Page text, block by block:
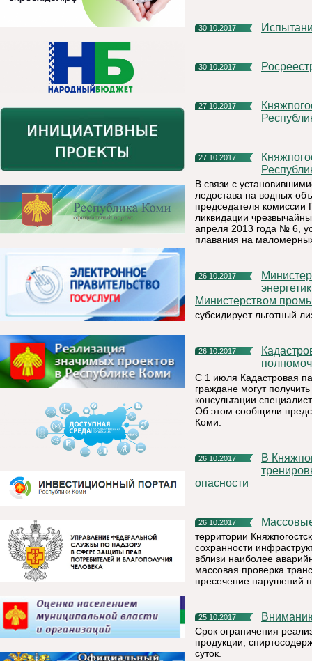
30.10.2017
30.10.2017
27.10.2017
Княжпогостский участок ФКУ «Центр ГИМС МЧС России по
27.10.2017
Княжпогостский участок ФКУ «Центр ГИМС МЧС России по
В связи с
ледостава на водных
председателя комиссии
ликвидации
апреля 2013 года № 6,
плавания на
26.10.2017
Министерство промышленности, природных ресурсов,
Министерством
субсидирует льготный
26.10.2017
Кадастровая палата по Республике Коми расширяет свои
С 1 июля Кадастровая
граждане могут
консультации
Об этом сообщили
Коми.
26.10.2017
В Княжпогостском районе проведена командно – штабная
опасности
26.10.2017
территории
сохранности
вблизи наиболее
массовая проверка
пресечение нарушений
25.10.2017
Срок ограничения
продукции,
суток.